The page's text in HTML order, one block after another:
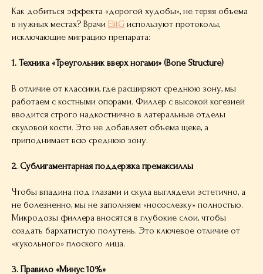
Как добиться эффекта «дорогой худобы», не теряя объема
в нужных местах? Врачи ElitG используют протоколы,
исключающие миграцию препарата:
1. Техника «Треугольник вверх ногами» (Bone Structure)
В отличие от классики, где расширяют среднюю зону, мы
работаем с костными опорами. Филлер с высокой когезией
вводится строго надкостнично в латеральные отделы
скуловой кости. Это не добавляет объема щеке, а
приподнимает всю среднюю зону.
2. Сублигаментарная поддержка премаксиллы
Чтобы впадина под глазами и скула выглядели эстетично, а
не болезненно, мы не заполняем «носослезку» полностью.
Микродозы филлера вносятся в глубокие слои, чтобы
создать бархатистую полутень. Это ключевое отличие от
«кукольного» плоского лица.
3. Правило «Минус 10%»